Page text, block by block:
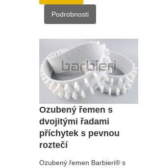
Podrobnosti
Ozubený řemen s
dvojitými řadami
příchytek s pevnou
roztečí
Ozubený řemen Barbieri® s